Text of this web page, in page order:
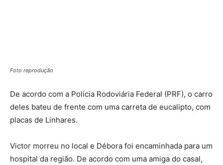
Foto reprodução
De acordo com a Polícia Rodoviária Federal (PRF), o carro
deles bateu de frente com uma carreta de eucalipto, com
placas de Linhares.
Victor morreu no local e Débora foi encaminhada para um
hospital da região. De acordo com uma amiga do casal,